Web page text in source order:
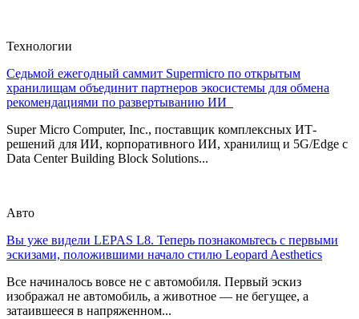
Технологии
Седьмой ежегодный саммит Supermicro по открытым
хранилищам объединит партнеров экосистемы для обмена
рекомендациями по развертыванию ИИ
Super Micro Computer, Inc., поставщик комплексных ИТ-
решений для ИИ, корпоративного ИИ, хранилищ и 5G/Edge с
Data Center Building Block Solutions...
Авто
Вы уже видели LEPAS L8. Теперь познакомьтесь с первыми
эскизами, положившими начало стилю Leopard Aesthetics
Все начиналось вовсе не с автомобиля. Первый эскиз
изображал не автомобиль, а животное — не бегущее, а
затаившееся в напряженном...